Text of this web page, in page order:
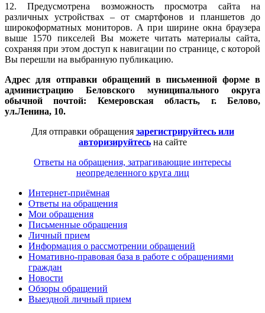
12. Предусмотрена возможность просмотра сайта на
различных устройствах – от смартфонов и планшетов до
широкоформатных мониторов. А при ширине окна браузера
выше 1570 пикселей Вы можете читать материалы сайта,
сохраняя при этом доступ к навигации по странице, с которой
Вы перешли на выбранную публикацию.
Адрес для отправки обращений в письменной форме в
администрацию Беловского муниципального округа
обычной почтой: Кемеровская область, г. Белово,
ул.Ленина, 10.
Для отправки обращения зарегистрируйтесь или
авторизируйтесьна сайте
Ответы на обращения, затрагивающие интересы
неопределенного круга лиц
Интернет-приёмная
Ответы на обращения
Мои обращения
Письменные обращения
Личный прием
Информация о рассмотрении обращений
Номативно-правовая база в работе с обращениями
граждан
Новости
Обзоры обращений
Выездной личный прием